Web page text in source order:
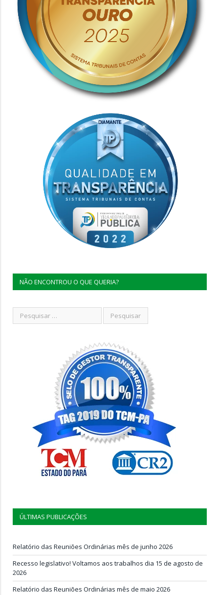
NÃO ENCONTROU O QUE QUERIA?
ÚLTIMAS PUBLICAÇÕES
Relatório das Reuniões Ordinárias mês de junho 2026
Recesso legislativo! Voltamos aos trabalhos dia 15 de agosto de
2026
Relatório das Reuniões Ordinárias mês de maio 2026